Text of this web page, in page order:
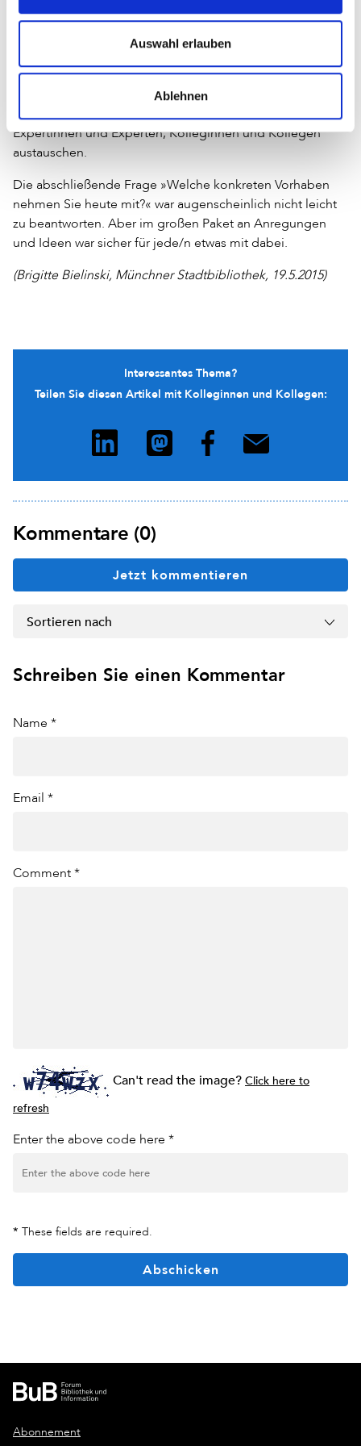
Auswahl erlauben
Ablehnen
Stadtbibliothek Köln, die unter anderem mit ihrem
Makerspace und der digitalen Werkstatt ein breites
die Impulsvorträge an Workshop-Tischen mit jeweils
einem der drei Schwerpunktthemen einen Blick auf deren
praktische Erfahrungen werfen und sich mit anderen
Expertinnen und Experten, Kolleginnen und Kollegen
austauschen.
Die abschließende Frage »Welche konkreten Vorhaben
nehmen Sie heute mit?« war augenscheinlich nicht leicht
zu beantworten. Aber im großen Paket an Anregungen
und Ideen war sicher für jede/n etwas mit dabei.
(Brigitte Bielinski, Münchner Stadtbibliothek, 19.5.2015)
Interessantes Thema?
Teilen Sie diesen Artikel mit Kolleginnen und Kollegen:
Kommentare (0)
Jetzt kommentieren
Sortieren nach
Schreiben Sie einen Kommentar
Name *
Email *
Comment *
Can't read the image?Click here to
refresh
Enter the above code here *
* These fields are required.
Abschicken
Abonnement